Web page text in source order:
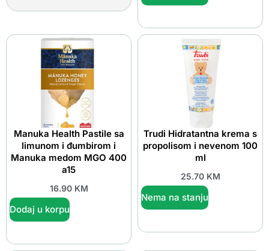
Manuka Health Pastile sa
limunom i đumbirom i
Manuka medom MGO 400
a15
16.90 KM
Dodaj u korpu
Trudi Hidratantna krema s
propolisom i nevenom 100
ml
25.70 KM
Nema na stanju